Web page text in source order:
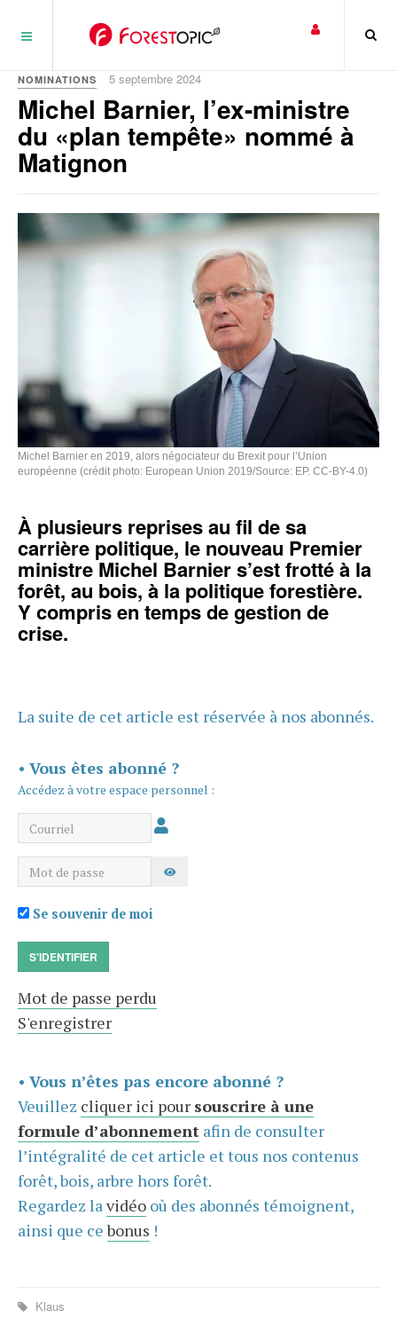
NOMINATIONS 5 septembre 2024
Michel Barnier, l’ex-ministre
du «plan tempête» nommé à
Matignon
Michel Barnier en 2019, alors négociateur du Brexit pour l’Union
européenne (crédit photo: European Union 2019/Source: EP. CC-BY-4.0)
À plusieurs reprises au fil de sa
carrière politique, le nouveau Premier
ministre Michel Barnier s’est frotté à la
forêt, au bois, à la politique forestière.
Y compris en temps de gestion de
crise.
La suite de cet article est réservée à nos abonnés.
• Vous êtes abonné ?
Accédez à votre espace personnel :
Courriel
Mot de passe AFFICHER LE MOT DE PASSE
Se souvenir de moi
S'IDENTIFIER
Mot de passe perdu
S'enregistrer
• Vous n’êtes pas encore abonné ?
Veuillez cliquer ici pour souscrire à une
formule d’abonnement afin de consulter
l’intégralité de cet article et tous nos contenus
forêt, bois, arbre hors forêt.
Regardez lavidéo où des abonnés témoignent,
ainsi que cebonus !
Klaus